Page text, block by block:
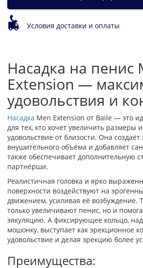
Условия доставки и оплаты
Насадка на пенис
Extension —
удовольствия и
Насадка Men Extension от Baile — это
для тех, кто хочет увеличить размеры
удовольствие от близости. Она создаёт
внушительного объёма и добавляет
также обеспечивает дополнительную
партнёрши.
Реалистичная головка и ярко
поверхности воздействуют на
движением, усиливая её возбуждение.
только увеличивают пенис, но и
эякуляцию. А фиксирующее кольцо,
мошонку, выступает как эрекционное
удовольствие и делая эрекцию более
Преимущества: